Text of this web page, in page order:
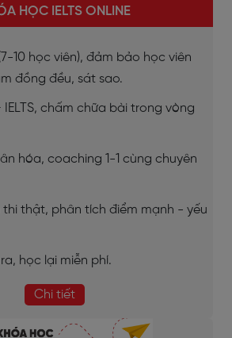
HỌC IELTS ONLINE
10 học viên), đảm bảo học viên
đồng đều, sát sao.
IELTS, chấm chữa bài trong vòng
hóa, coaching 1-1 cùng chuyên
thi thật, phân tích điểm mạnh - yếu
học lại miễn phí.
Chi tiết